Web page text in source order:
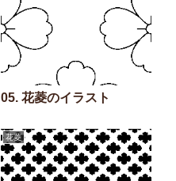
05. 花菱のイラスト
花菱